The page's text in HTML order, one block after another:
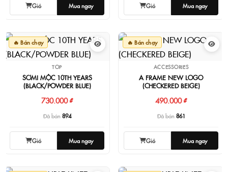
Giỏ Mua ngay Giỏ Mua ngay
🔥 Bán chạy
TOP
SƠMI MỘC 10TH YEARS
(BLACK/POWDER BLUE)
730.000 ₫
Đã bán 894
Giỏ Mua ngay
🔥 Bán chạy
ACCESSORIES
A FRAME NEW LOGO
(CHECKERED BEIGE)
490.000 ₫
Đã bán 861
Giỏ Mua ngay